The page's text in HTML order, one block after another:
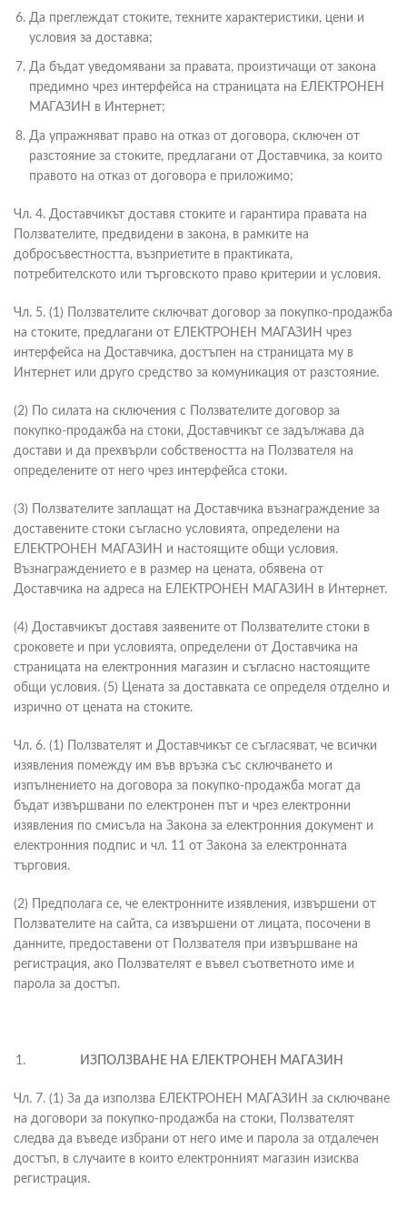
Да преглеждат стоките, техните характеристики, цени и
условия за доставка;
Да бъдат уведомявани за правата, произтичащи от закона
предимно чрез интерфейса на страницата на ЕЛЕКТРОНЕН
МАГАЗИН в Интернет;
Да упражняват право на отказ от договора, сключен от
разстояние за стоките, предлагани от Доставчика, за които
правото на отказ от договора е приложимо;
Чл. 4. Доставчикът доставя стоките и гарантира правата на
Ползвателите, предвидени в закона, в рамките на
добросъвестността, възприетите в практиката,
потребителското или търговското право критерии и условия.
Чл. 5. (1) Ползвателите сключват договор за покупко-продажба
на стоките, предлагани от ЕЛЕКТРОНЕН МАГАЗИН чрез
интерфейса на Доставчика, достъпен на страницата му в
Интернет или друго средство за комуникация от разстояние.
(2) По силата на сключения с Ползвателите договор за
покупко-продажба на стоки, Доставчикът се задължава да
достави и да прехвърли собствеността на Ползвателя на
определените от него чрез интерфейса стоки.
(3) Ползвателите заплащат на Доставчика възнаграждение за
доставените стоки съгласно условията, определени на
ЕЛЕКТРОНЕН МАГАЗИН и настоящите общи условия.
Възнаграждението е в размер на цената, обявена от
Доставчика на адреса на ЕЛЕКТРОНЕН МАГАЗИН в Интернет.
(4) Доставчикът доставя заявените от Ползвателите стоки в
сроковете и при условията, определени от Доставчика на
страницата на електронния магазин и съгласно настоящите
общи условия. (5) Цената за доставката се определя отделно и
изрично от цената на стоките.
Чл. 6. (1) Ползвателят и Доставчикът се съгласяват, че всички
изявления помежду им във връзка със сключването и
изпълнението на договора за покупко-продажба могат да
бъдат извършвани по електронен път и чрез електронни
изявления по смисъла на Закона за електронния документ и
електронния подпис и чл. 11 от Закона за електронната
търговия.
(2) Предполага се, че електронните изявления, извършени от
Ползвателите на сайта, са извършени от лицата, посочени в
данните, предоставени от Ползвателя при извършване на
регистрация, ако Ползвателят е въвел съответното име и
парола за достъп.
ИЗПОЛЗВАНЕ НА ЕЛЕКТРОНЕН МАГАЗИН
Чл. 7. (1) За да използва ЕЛЕКТРОНЕН МАГАЗИН за сключване
на договори за покупко-продажба на стоки, Ползвателят
следва да въведе избрани от него име и парола за отдалечен
достъп, в случаите в които електронният магазин изисква
регистрация.